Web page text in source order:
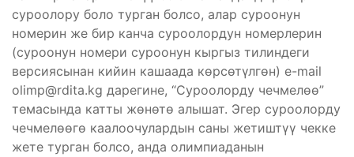
суроолору боло турган болсо, алар суроонун
номерин же бир канча суроолордун номерлерин
(суроонун номери суроонун кыргыз тилиндеги
версиясынан кийин кашаада көрсөтүлгөн) e-mail
olimp@rdita.kg дарегине, “Суроолорду чечмелөө”
темасында катты жөнөтө алышат. Эгер суроолорду
чечмелөөгө каалоочулардын саны жетиштүү чекке
жете турган болсо, анда олимпиаданын